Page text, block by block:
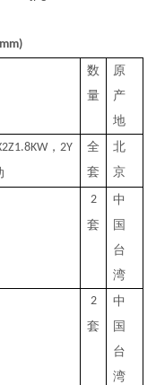
数
量
原
产
地
1.8KW，2Y
全
套
北
京
2
套
中
国
台
湾
2
套
中
国
台
湾